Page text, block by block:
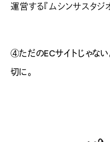
運営する『ムシンサスタジ
④ただのECサイトじゃない
切に。